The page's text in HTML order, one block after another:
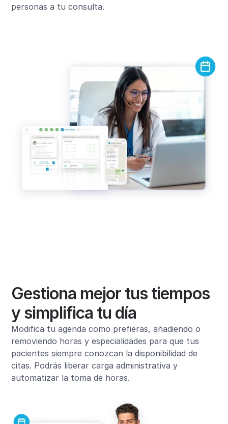
personas a tu consulta.
Gestiona mejor tus tiempos
y simplifica tu día
Modifica tu agenda como prefieras, añadiendo o
removiendo horas y especialidades para que tus
pacientes siempre conozcan la disponibilidad de
citas. Podrás liberar carga administrativa y
automatizar la toma de horas.